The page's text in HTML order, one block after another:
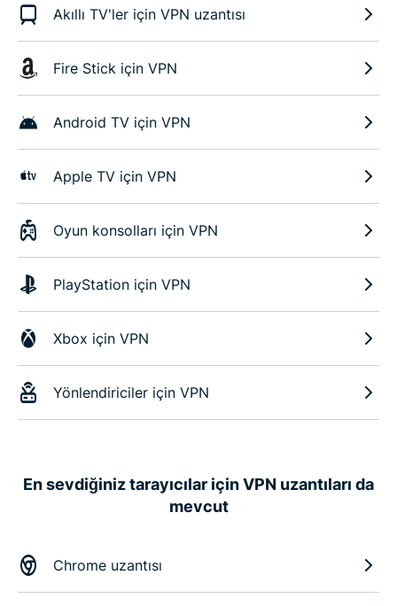
Akıllı TV'ler için VPN uzantısı
Fire Stick için VPN
Android TV için VPN
Apple TV için VPN
Oyun konsolları için VPN
PlayStation için VPN
Xbox için VPN
Yönlendiriciler için VPN
En sevdiğiniz tarayıcılar için VPN uzantıları da
mevcut
Chrome uzantısı